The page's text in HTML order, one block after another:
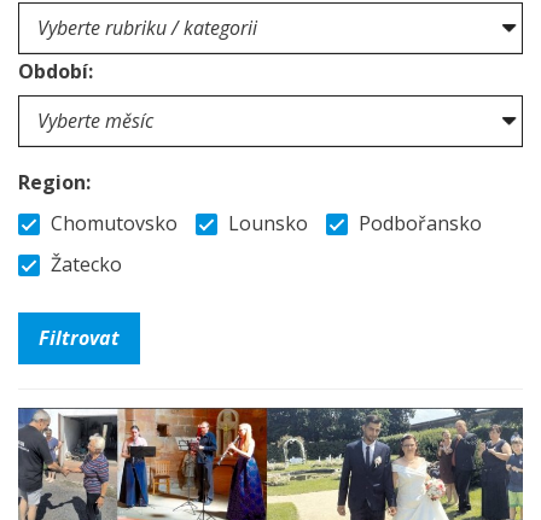
Období:
Region:
Chomutovsko
Lounsko
Podbořansko
Žatecko